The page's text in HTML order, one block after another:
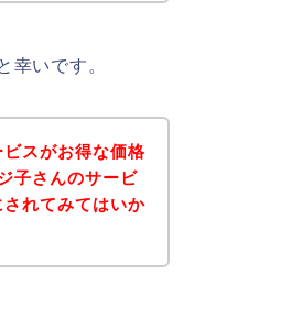
幸いです。
スがお得な価格
子さんのサービ
れてみてはいか